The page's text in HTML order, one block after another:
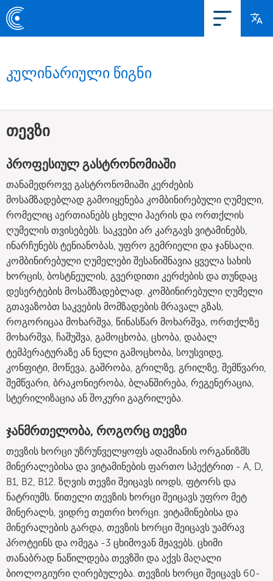
კულინარიული წიგნი
თევზი
პროფესიულ გასტრონომიაში
თანამედროვე გასტრონომიაში კერძების
მოსამზადებლად გამოიყენება კომბინირებული ღუმელი,
რომელიც აერთიანებს ცხელი ჰაერის და ორთქლის
ღუმელის თვისებებს. საკვები არ კარგავს ვიტამინებს,
ინარჩუნებს ტენიანობას, უფრო გემრიელი და ჯანსაღი.
კომბინირებული ღუმელები შესანიშნავია ყველა სახის
ხორცის, ბოსტნეულის, გვერდითი კერძების და თუნდაც
დესერტების მოსამზადებლად. კომბინირებული ღუმელი
გთავაზობთ საკვების მომზადების მრავალ გზას,
როგორიცაა მოხარშვა, წინასწარ მოხარშვა, ორთქლზე
მოხარშვა, ჩაშუშვა, გამოცხობა, ცხობა, დაბალ
ტემპერატურაზე ან ნელი გამოცხობა, სოუსვიდე,
კონფიტი, მოწევა, გაშრობა, გრილზე, გრილზე, შემწვარი,
შემწვარი, ბრაკონიერობა, ბლანშირება, რეგენერაცია,
სტერილიზაცია ან შოკური გაგრილება.
ჯანმრთელობა, როგორც თევზი
თევზის ხორცი უზრუნველყოფს ადამიანის ორგანიზმს
მინერალებისა და ვიტამინების ფართო სპექტრით - A, D,
B1, B2, B12. ზღვის თევზი შეიცავს იოდს, ფტორს და
ნატრიუმს. წითელი თევზის ხორცი შეიცავს უფრო მეტ
მინერალს, ვიდრე თეთრი ხორცი. ვიტამინებისა და
მინერალების გარდა, თევზის ხორცი შეიცავს უამრავ
პროტეინს და ომეგა -3 ცხიმოვან მჟავებს. ცხიმი
თანაბრად ნაწილდება თევზში და აქვს მაღალი
ბიოლოგიური ღირებულება. თევზის ხორცი შეიცავს 60-